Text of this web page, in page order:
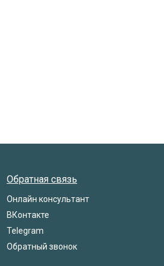
Обратная связь
Онлайн консультант
ВКонтакте
Telegram
Обратный звонок